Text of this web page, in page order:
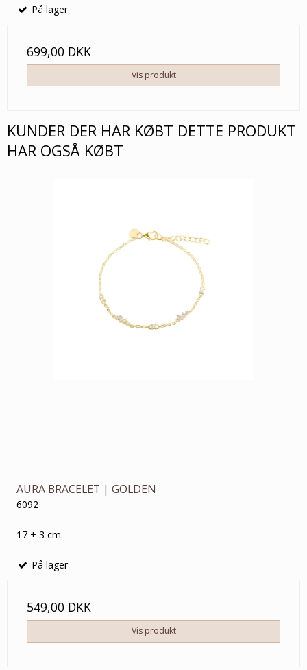
På lager
699,00 DKK
Vis produkt
KUNDER DER HAR KØBT DETTE PRODUKT
HAR OGSÅ KØBT
AURA BRACELET | GOLDEN
6092
17 + 3 cm.
På lager
549,00 DKK
Vis produkt